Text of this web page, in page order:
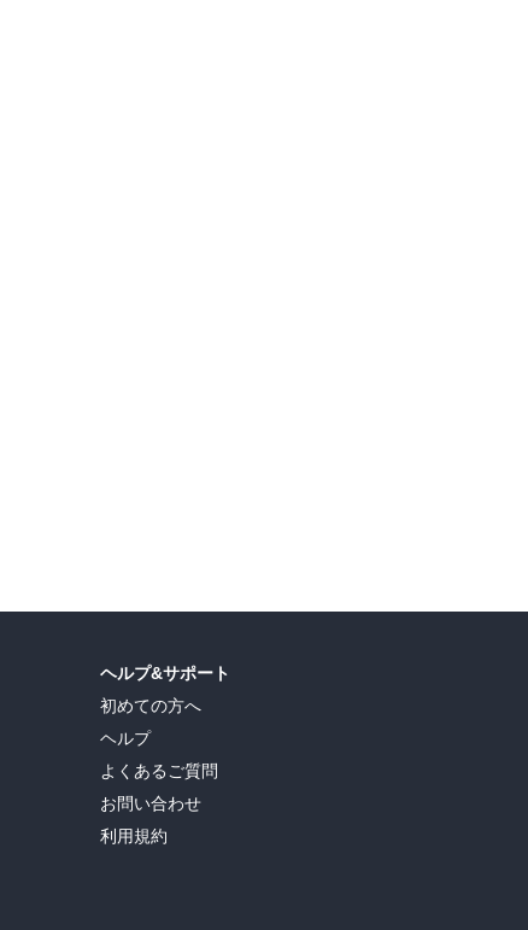
ヘルプ&サポート
初めての方へ
ヘルプ
よくあるご質問
お問い合わせ
利用規約